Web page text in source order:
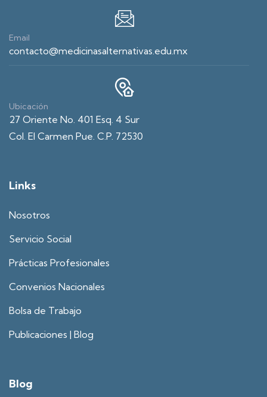
Email
contacto@medicinasalternativas.edu.mx
Ubicación
27 Oriente No. 401 Esq. 4 Sur
Col. El Carmen Pue. C.P. 72530
Links
Nosotros
Servicio Social
Prácticas Profesionales
Convenios Nacionales
Bolsa de Trabajo
Publicaciones | Blog
Blog